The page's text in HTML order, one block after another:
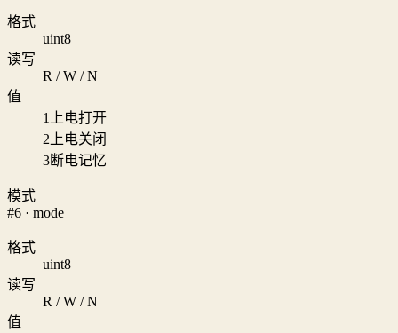
格式
uint8
读写
R / W / N
值
1
上电打开
2 上电关闭
3断电记忆
模式
#6 · mode
格式
uint8
读写
R / W / N
值